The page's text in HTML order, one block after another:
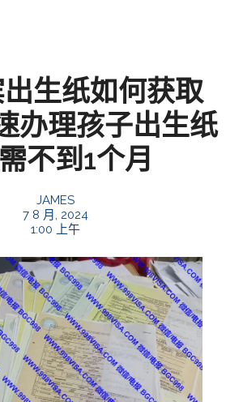
生纸如何获取
办理孩子出生纸
不到1个月
JAMES
7 8 月, 2024
1:00 上午